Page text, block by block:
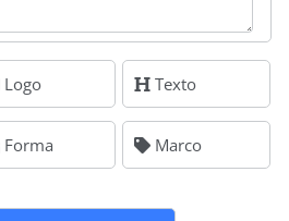
Logo Texto
Forma Marco